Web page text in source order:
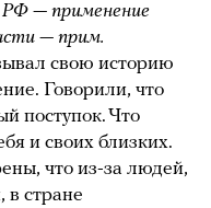
— применение
— прим.
свою историю
Говорили, что
поступок. Что
и своих близких.
что из-за людей,
в стране